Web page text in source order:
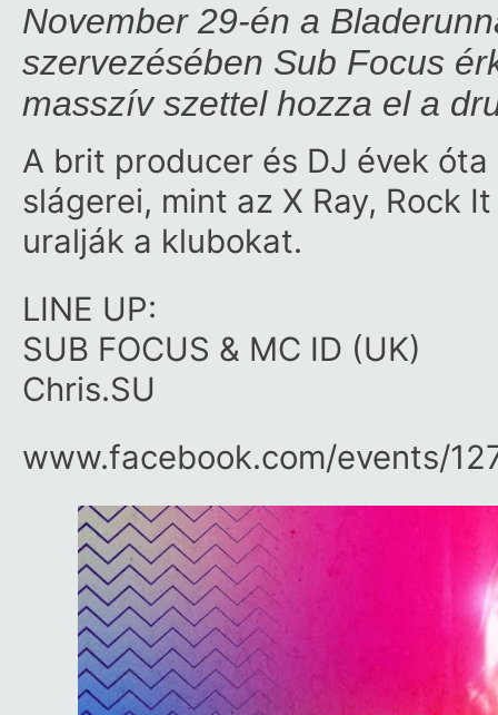
November 29-én a
szervezésében Sub Focus
masszív szettel hozza el a
A brit producer és DJ évek
slágerei, mint az X Ray, Rock
uralják a klubokat.
LINE UP:
SUB FOCUS & MC ID (UK)
Chris.SU
www.facebook.com/​events/​